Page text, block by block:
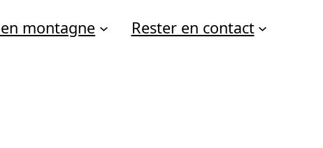
montagne Rester en contact